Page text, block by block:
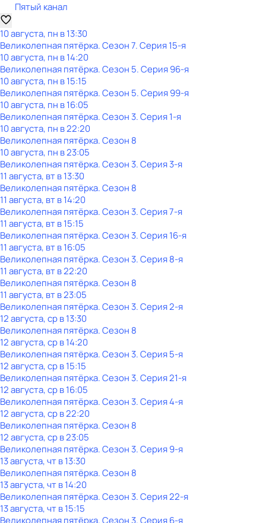
Пятый канал
10 августа, пн в 13:30
Великолепная пятёрка. Сезон 7. Серия 15-я
10 августа, пн в 14:20
Великолепная пятёрка. Сезон 5. Серия 96-я
10 августа, пн в 15:15
Великолепная пятёрка. Сезон 5. Серия 99-я
10 августа, пн в 16:05
Великолепная пятёрка. Сезон 3. Серия 1-я
10 августа, пн в 22:20
Великолепная пятёрка. Сезон 8
10 августа, пн в 23:05
Великолепная пятёрка. Сезон 3. Серия 3-я
11 августа, вт в 13:30
Великолепная пятёрка. Сезон 8
11 августа, вт в 14:20
Великолепная пятёрка. Сезон 3. Серия 7-я
11 августа, вт в 15:15
Великолепная пятёрка. Сезон 3. Серия 16-я
11 августа, вт в 16:05
Великолепная пятёрка. Сезон 3. Серия 8-я
11 августа, вт в 22:20
Великолепная пятёрка. Сезон 8
11 августа, вт в 23:05
Великолепная пятёрка. Сезон 3. Серия 2-я
12 августа, ср в 13:30
Великолепная пятёрка. Сезон 8
12 августа, ср в 14:20
Великолепная пятёрка. Сезон 3. Серия 5-я
12 августа, ср в 15:15
Великолепная пятёрка. Сезон 3. Серия 21-я
12 августа, ср в 16:05
Великолепная пятёрка. Сезон 3. Серия 4-я
12 августа, ср в 22:20
Великолепная пятёрка. Сезон 8
12 августа, ср в 23:05
Великолепная пятёрка. Сезон 3. Серия 9-я
13 августа, чт в 13:30
Великолепная пятёрка. Сезон 8
13 августа, чт в 14:20
Великолепная пятёрка. Сезон 3. Серия 22-я
13 августа, чт в 15:15
Великолепная пятёрка. Сезон 3. Серия 6-я